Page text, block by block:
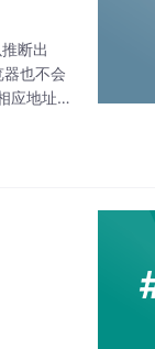
断出
也不会
应地址的